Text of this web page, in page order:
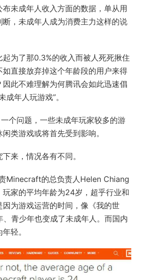
未成年人收入方面的数据，单从用
断，未成年人成为消费主力这样的说
为了那0.3%的收入而被人死死揪住
直接放弃掉这个年龄段的用户来得
此不难理解为何腾讯会如此迅速倡
成年人玩游戏”。
个问题，一些未成年玩家较多的游
类游戏或将首先受到影响。
来，情况各有不同。
Minecraft的总负责人Helen Chiang
家的平均年龄为24岁，超乎行业和
为游戏运营的时间，像《我的世
、青少年也变成了未成年人。而国内
轻。